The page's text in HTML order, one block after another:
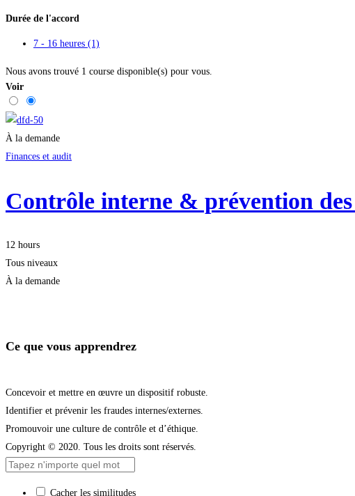
Durée de l'accord
7 - 16 heures (1)
Nous avons trouvé 1 course disponible(s) pour vous.
Voir
À la demande
Finances et audit
Contrôle interne & prévention
12 hours
Tous niveaux
À la demande
Ce que vous apprendrez
Concevoir et mettre en œuvre un dispositif robuste.
Identifier et prévenir les fraudes internes/externes.
Promouvoir une culture de contrôle et d’éthique.
Copyright © 2020. Tous les droits sont réservés.
Cacher les similitudes